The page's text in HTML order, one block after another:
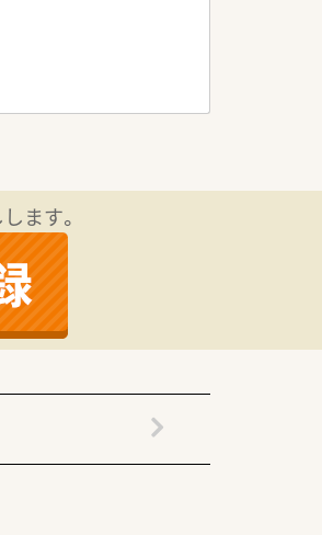
況です。
めの環境です。
す。
です。
定しています。
なっています。
人です。
る環境です。
条件です。
ます。